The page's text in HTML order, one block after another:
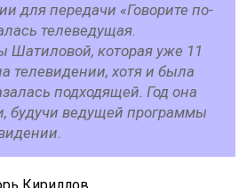
для передачи «Говорите по-
телеведущая.
Шатиловой, которая уже 11
телевидении, хотя и была
подходящей. Год она
будучи ведущей программы